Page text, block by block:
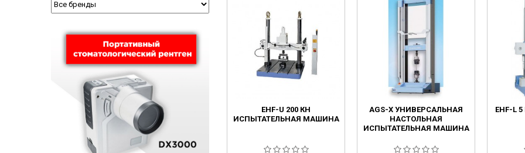
EHF-U 200 КН
ИСПЫТАТЕЛЬНАЯ МАШИНА
AGS-X УНИВЕРСАЛЬНАЯ
НАСТОЛЬНАЯ
ИСПЫТАТЕЛЬНАЯ МАШИНА
EHF-L